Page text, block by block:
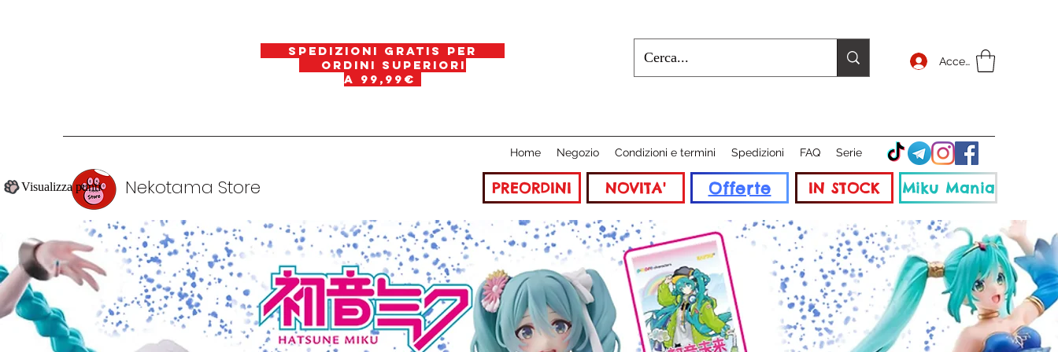
spedizioni gratis per
ordini superiori
a 99,99€
Accedi
Nekotama Store
Visualizza punti
Home Negozio Condizioni e termini Spedizioni FAQ Serie
PREORDINI NOVITA' Offerte IN STOCK Miku Mania